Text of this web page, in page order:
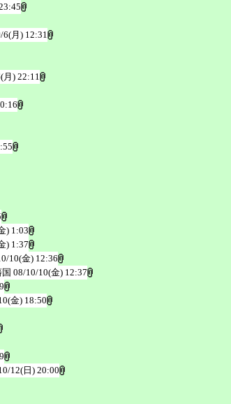
6(月) 12:31
月) 22:11
) 1:03
) 1:37
10(金) 12:36
08/10/10(金) 12:37
金) 18:50
12(日) 20:00